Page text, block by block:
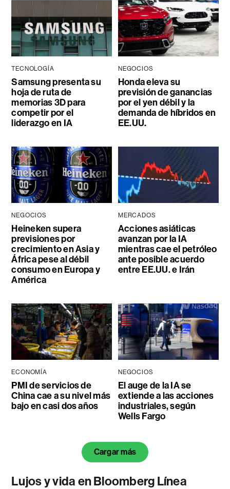
TECNOLOGÍA
Samsung presenta su
hoja de ruta de
memorias 3D para
competir por el
liderazgo en IA
NEGOCIOS
Honda eleva su
previsión de ganancias
por el yen débil y la
demanda de híbridos en
EE.UU.
NEGOCIOS
Heineken supera
previsiones por
crecimiento en Asia y
África pese al débil
consumo en Europa y
América
MERCADOS
Acciones asiáticas
avanzan por la IA
mientras cae el petróleo
ante posible acuerdo
entre EE.UU. e Irán
ECONOMÍA
PMI de servicios de
China cae a su nivel más
bajo en casi dos años
NEGOCIOS
El auge de la IA se
extiende a las acciones
industriales, según
Wells Fargo
Cargar más
Lujos y vida en Bloomberg Línea